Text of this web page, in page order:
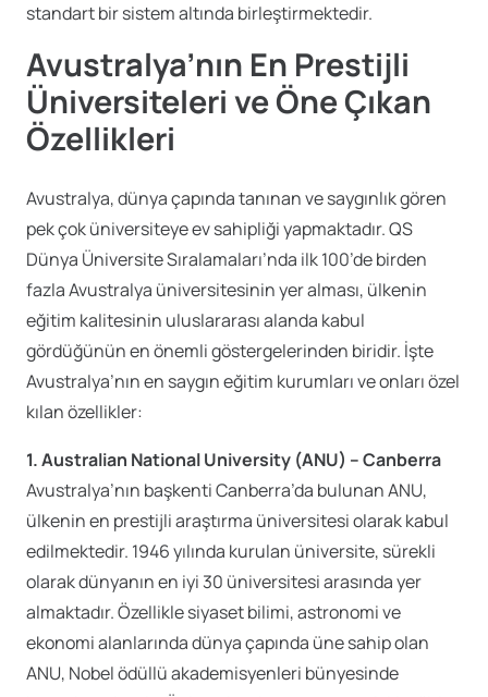
standart bir sistem altında birleştirmektedir.
Avustralya’nın En Prestijli
Üniversiteleri ve Öne Çıkan
Özellikleri
Avustralya, dünya çapında tanınan ve saygınlık gören
pek çok üniversiteye ev sahipliği yapmaktadır. QS
Dünya Üniversite Sıralamaları’nda ilk 100’de birden
fazla Avustralya üniversitesinin yer alması, ülkenin
eğitim kalitesinin uluslararası alanda kabul
gördüğünün en önemli göstergelerinden biridir. İşte
Avustralya’nın en saygın eğitim kurumları ve onları özel
kılan özellikler:
1. Australian National University (ANU) – Canberra
Avustralya’nın başkenti Canberra’da bulunan ANU,
ülkenin en prestijli araştırma üniversitesi olarak kabul
edilmektedir. 1946 yılında kurulan üniversite, sürekli
olarak dünyanın en iyi 30 üniversitesi arasında yer
almaktadır. Özellikle siyaset bilimi, astronomi ve
ekonomi alanlarında dünya çapında üne sahip olan
ANU, Nobel ödüllü akademisyenleri bünyesinde